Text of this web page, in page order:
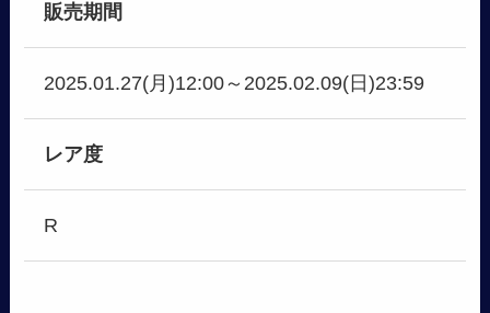
販売期間
2025.01.27(月)12:00～2025.02.09(日)23:59
レア度
R